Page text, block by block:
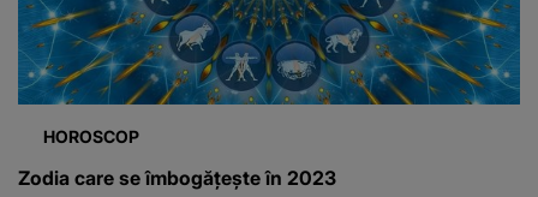
HOROSCOP
Zodia care se îmbogăţește în 2023